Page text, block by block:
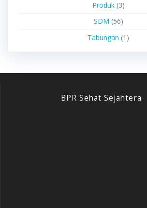
Produk(3)
SDM (56)
Tabungan (1)
BPR Sehat Sejahtera